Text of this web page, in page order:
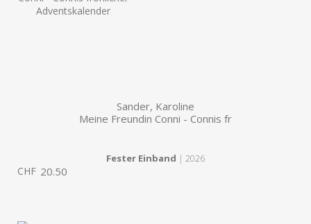
Sander, Karoline
Meine Freundin Conni - Connis fr
Fester Einband | 2026
CHF 20.50